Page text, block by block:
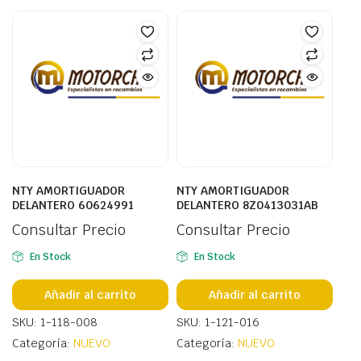
NTY AMORTIGUADOR
DELANTERO 60624991
Consultar Precio
En Stock
Añadir al carrito
SKU: 1-118-008
Categoría: NUEVO
NTY AMORTIGUADOR
DELANTERO 8Z0413031AB
Consultar Precio
En Stock
Añadir al carrito
SKU: 1-121-016
Categoría: NUEVO